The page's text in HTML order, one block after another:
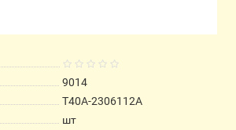
9014
Т40А-2306112А
шт